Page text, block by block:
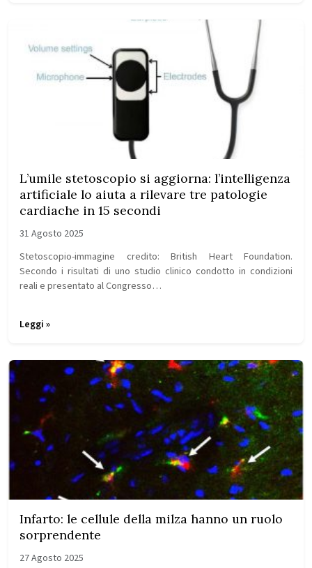
L’umile stetoscopio si aggiorna: l’intelligenza
artificiale lo aiuta a rilevare tre patologie
cardiache in 15 secondi
31 Agosto 2025
Stetoscopio-immagine credito: British Heart Foundation.
Secondo i risultati di uno studio clinico condotto in condizioni
reali e presentato al Congresso…
Leggi »
Infarto: le cellule della milza hanno un ruolo
sorprendente
27 Agosto 2025